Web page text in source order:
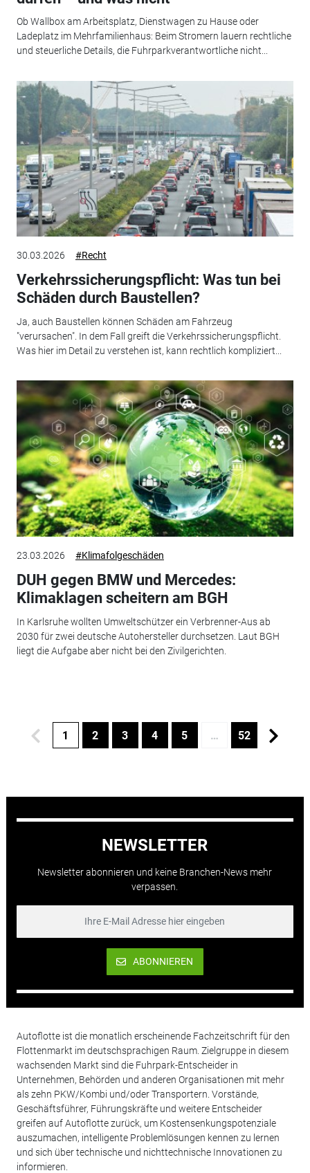
Ob Wallbox am Arbeitsplatz, Dienstwagen zu Hause oder
Ladeplatz im Mehrfamilienhaus: Beim Stromern lauern rechtliche
und steuerliche Details, die Fuhrparkverantwortliche nicht...
30.03.2026 #Recht
Verkehrssicherungspflicht: Was tun bei
Schäden durch Baustellen?
Ja, auch Baustellen können Schäden am Fahrzeug
"verursachen". In dem Fall greift die Verkehrssicherungspflicht.
Was hier im Detail zu verstehen ist, kann rechtlich kompliziert...
23.03.2026 #Klimafolgeschäden
DUH gegen BMW und Mercedes:
Klimaklagen scheitern am BGH
In Karlsruhe wollten Umweltschützer ein Verbrenner-Aus ab
2030 für zwei deutsche Autohersteller durchsetzen. Laut BGH
liegt die Aufgabe aber nicht bei den Zivilgerichten.
1 2 3 4 5 … 52
NEWSLETTER
Newsletter abonnieren und keine Branchen-News mehr
verpassen.
ABONNIEREN
Autoflotte ist die monatlich erscheinende Fachzeitschrift für den
Flottenmarkt im deutschsprachigen Raum. Zielgruppe in diesem
wachsenden Markt sind die Fuhrpark-Entscheider in
Unternehmen, Behörden und anderen Organisationen mit mehr
als zehn PKW/Kombi und/oder Transportern. Vorstände,
Geschäftsführer, Führungskräfte und weitere Entscheider
greifen auf Autoflotte zurück, um Kostensenkungspotenziale
auszumachen, intelligente Problemlösungen kennen zu lernen
und sich über technische und nichttechnische Innovationen zu
informieren.